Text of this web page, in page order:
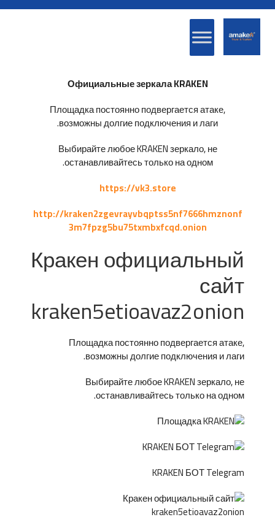
Официальные зеркала KRAKEN
Площадка постоянно подвергается атаке,
возможны долгие подключения и лаги.
Выбирайте любое KRAKEN зеркало, не
останавливайтесь только на одном.
https://vk3.store
http://kraken2zgevrayvbqptss5nf7666hmznonf
3m7fpzg5bu75txmbxfcqd.onion
Кракен официальный
сайт
kraken5etioavaz2onion
Площадка постоянно подвергается атаке,
возможны долгие подключения и лаги.
Выбирайте любое KRAKEN зеркало, не
останавливайтесь только на одном.
KRAKEN БОТ Telegram